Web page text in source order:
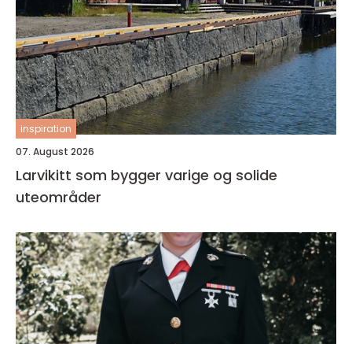
inspiration
07. August 2026
Larvikitt som bygger varige og solide
uteområder